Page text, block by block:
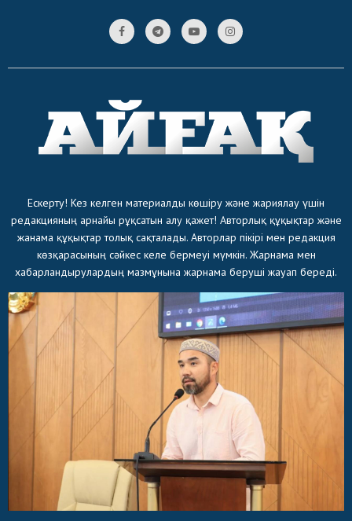
Ескерту! Кез келген материалды көшіру және жариялау үшін
редакцияның арнайы рұқсатын алу қажет! Авторлық құқықтар және
жанама құқықтар толық сақталады. Авторлар пікірі мен редакция
көзқарасының сәйкес келе бермеуі мүмкін. Жарнама мен
хабарландырулардың мазмұнына жарнама беруші жауап береді.